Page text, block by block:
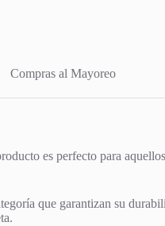
Compras al Mayoreo
es perfecto para
que garantizan su